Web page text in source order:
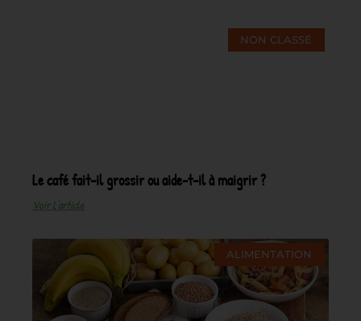
NON CLASSÉ
Le café fait-il grossir ou aide-t-il à maigrir ?
Voir L'article
ALIMENTATION